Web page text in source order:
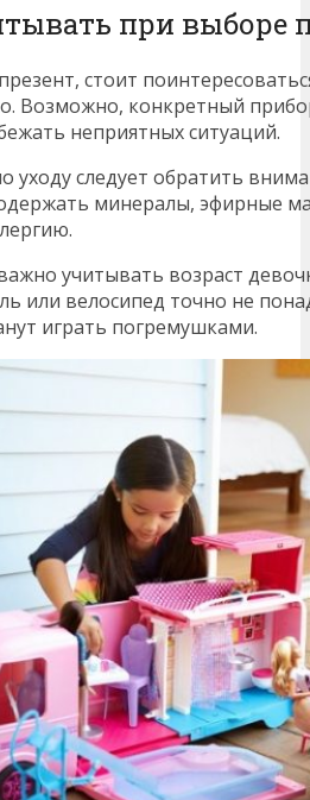
при выборе
стоит
Возможно, конкретный
неприятных ситуаций.
уходу следует обратить
минералы, эфирные
учитывать возраст
или велосипед точно не
играть погремушками.